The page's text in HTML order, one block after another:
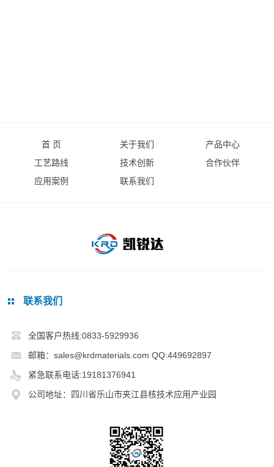
首 页 关于我们
产品中心
工艺路线
技术创新
合作伙伴
应用案例
联系我们
联系我们
全国客户热线:0833-5929936
邮箱：sales@krdmaterials.com QQ:449692897
紧急联系电话:19181376941
公司地址：四川省乐山市夹江县核技术应用产业园